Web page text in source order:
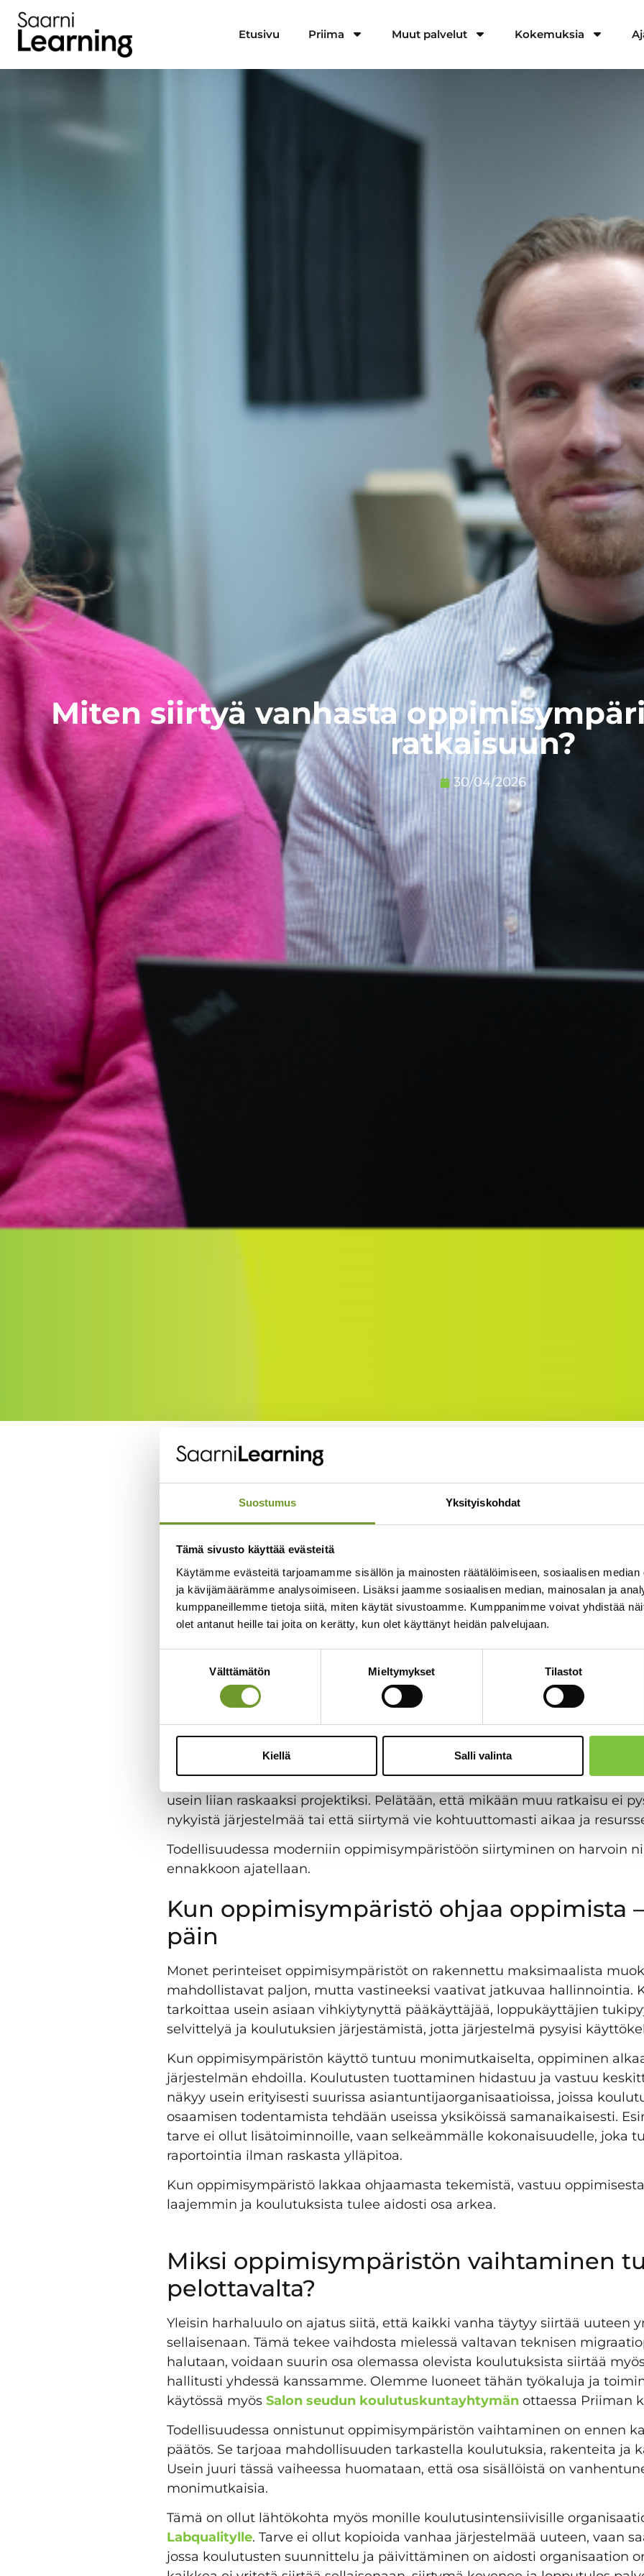
Suostumus Yksityiskohdat
Tämä sivusto käyttää evästeitä
Käytämme evästeitä tarjoamamme sisällön ja mainosten räätälöimiseen, sosiaalisen
ja kävijämäärämme analysoimiseen. Lisäksi jaamme sosiaalisen median, mainosalan ja
kumppaneillemme tietoja siitä, miten käytät sivustoamme. Kumppanimme voivat yhdistää
olet antanut heille tai joita on kerätty, kun olet käyttänyt heidän palvelujaan.
Välttämätön Mieltymykset Tilastot
Kiellä Salli valinta
Etusivu Priima Muut palvelut Kokemuksia
Miten siirtyä vanhasta
ratkaisuun?
30/04/2026
Pääset tässä artikkelissa
Kuinka Priima skaalautuu eri kokoisten organisaatioiden tarpeisiin
Esimerkkejä siitä, miten organisaatiot ovat siirtyneet käyttämään
Miten perehdytys, koulutukset ja osaamisen seuranta voidaan
Monessa organisaatiossa oppimisympäristö on vuosien saatossa
arkea. Sen avulla toteutetaan verkkokoulutuksia, perehdytyksiä ja
Samalla järjestelmästä on kuitenkin usein tullut monimutkainen
Kun oppimisympäristön hallinta alkaa tuntua enemmän kuormalta kuin
tukevalta ratkaisulta, syntyy ajatus muutoksesta. Silti
usein liian raskaaksi projektiksi. Pelätään, että mikään muu ratkaisu ei
nykyistä järjestelmää tai että siirtymä vie kohtuuttomasti aikaa ja
Todellisuudessa moderniin oppimisympäristöön siirtyminen on harvoin
ennakkoon ajatellaan.
Kun oppimisympäristö ohjaa oppimista
päin
Monet perinteiset oppimisympäristöt on rakennettu maksimaalista
mahdollistavat paljon, mutta vastineeksi vaativat jatkuvaa hallinnointia.
tarkoittaa usein asiaan vihkiytynyttä pääkäyttäjää, loppukäyttäjien
selvittelyä ja koulutuksien järjestämistä, jotta järjestelmä pysyisi
Kun oppimisympäristön käyttö tuntuu monimutkaiselta, oppiminen
järjestelmän ehdoilla. Koulutusten tuottaminen hidastuu ja vastuu
näkyy usein erityisesti suurissa asiantuntijaorganisaatioissa, joissa
osaamisen todentamista tehdään useissa yksiköissä samanaikaisesti.
tarve ei ollut lisätoiminnoille, vaan selkeämmälle kokonaisuudelle, joka
raportointia ilman raskasta ylläpitoa.
Kun oppimisympäristö lakkaa ohjaamasta tekemistä, vastuu
laajemmin ja koulutuksista tulee aidosti osa arkea.
Miksi oppimisympäristön vaihtaminen
pelottavalta?
Yleisin harhaluulo on ajatus siitä, että kaikki vanha täytyy siirtää uuteen
sellaisenaan. Tämä tekee vaihdosta mielessä valtavan teknisen
halutaan, voidaan suurin osa olemassa olevista koulutuksista siirtää
hallitusti yhdessä kanssamme. Olemme luoneet tähän työkaluja ja
käytössä myös Salon seudun koulutuskuntayhtymän ottaessa Priiman
Todellisuudessa onnistunut oppimisympäristön vaihtaminen on ennen
päätös. Se tarjoaa mahdollisuuden tarkastella koulutuksia, rakenteita ja
Usein juuri tässä vaiheessa huomataan, että osa sisällöistä on
monimutkaisia.
Tämä on ollut lähtökohta myös monille koulutusintensiivisille
Labqualitylle. Tarve ei ollut kopioida vanhaa järjestelmää uuteen, vaan
jossa koulutusten suunnittelu ja päivittäminen on aidosti organisaation